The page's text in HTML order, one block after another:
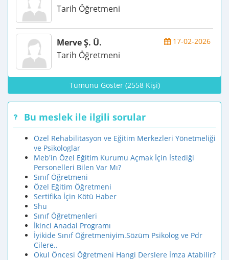
Tarih Öğretmeni
17-02-2026
Merve Ş. Ü.
Tarih Öğretmeni
Tümünü Göster (2558 Kişi)
Bu meslek ile ilgili sorular
Özel Rehabilitasyon ve Eğitim Merkezleri Yönetmeliği
ve Psikologlar
Meb'in Özel Eğitim Kurumu Açmak İçin İstediği
Personelleri Bilen Var Mı?
Sınıf Öğretmeni
Özel Eğitim Öğretmeni
Sertifika İçin Kötü Haber
Shu
Sınıf Öğretmenleri
İkinci Anadal Programı
İyikide Sınıf Öğretmeniyim.Sözüm Psikolog ve Pdr
Cilere..
Okul Öncesi Öğretmeni Hangi Derslere İmza Atabilir?